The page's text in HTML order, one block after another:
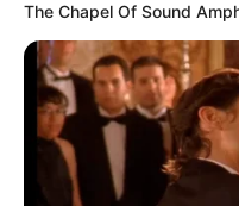
Walgreens Hides
The Aisle It's Really In.
FRIDAY PLANS
The Chapel Of Sound